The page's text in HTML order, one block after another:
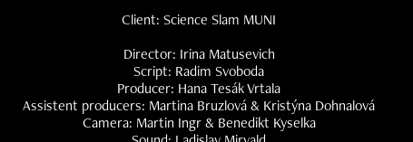
Client: Science Slam MUNI
Director: Irina Matusevich
Script: Radim Svoboda
Producer: Hana Tesák Vrtala
Assistent producers: Martina Bruzlová & Kristýna Dohnalová
Camera: Martin Ingr & Benedikt Kyselka